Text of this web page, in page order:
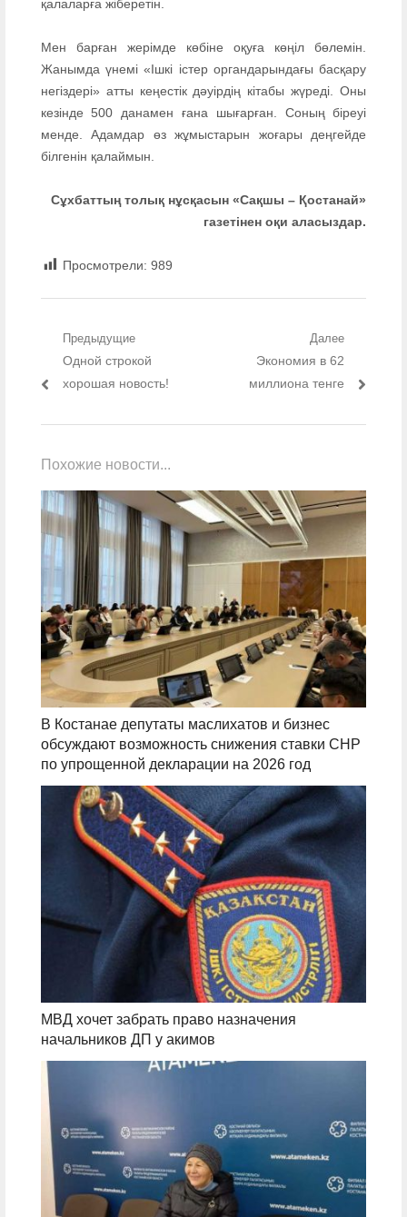
қалаларға жіберетін.
Мен барған жерімде көбіне оқуға көңіл бөлемін.
Жанымда үнемі «Ішкі істер органдарындағы басқару
негіздері» атты кеңестік дәуірдің кітабы жүреді. Оны
кезінде 500 данамен ғана шығарған. Соның біреуі
менде. Адамдар өз жұмыстарын жоғары деңгейде
білгенін қалаймын.
Сұхбаттың толық нұсқасын «Сақшы – Қостанай»
газетінен оқи аласыздар.
Просмотрели: 989
Навигация по записям
Предыдущие
Предыдущий пост:
Одной строкой
хорошая новость!
Далее
Следующий пост:
Экономия в 62
миллиона тенге
Похожие новости...
В Костанае депутаты маслихатов и бизнес
обсуждают возможность снижения ставки СНР
по упрощенной декларации на 2026 год
МВД хочет забрать право назначения
начальников ДП у акимов